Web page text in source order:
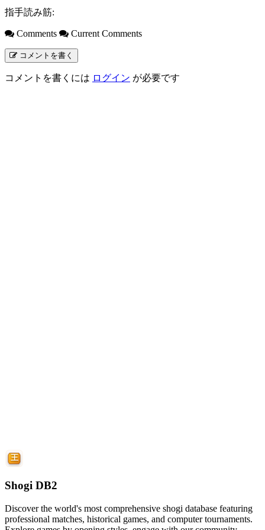
指手読み筋:
Comments Current Comments
コメントを書く
コメントを書くには ログイン が必要です
Shogi DB2
Discover the world's most comprehensive shogi database featuring
professional matches, historical games, and computer tournaments.